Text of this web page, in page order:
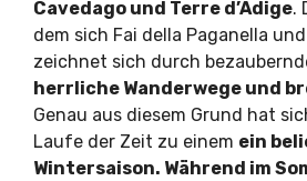
Cavedago und Terre d’Adige.
dem sich Fai della Paganella
zeichnet sich durch
herrliche Wanderwege und
Genau aus diesem Grund hat
Laufe der Zeit zu einem ein
Wintersaison. Während im